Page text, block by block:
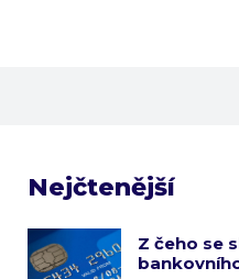
Nejčtenější
Z čeho se